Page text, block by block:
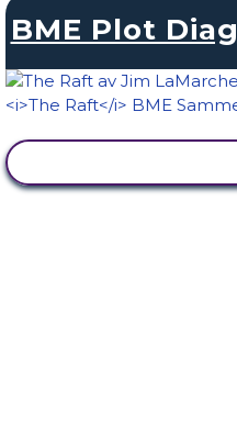
BME Plot